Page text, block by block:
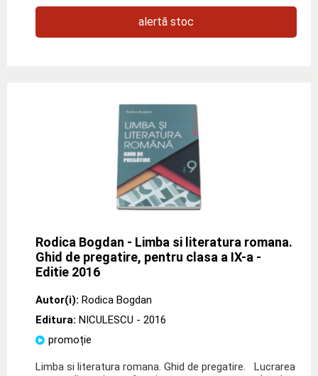
alertă stoc
Rodica Bogdan - Limba si literatura romana.
Ghid de pregatire, pentru clasa a IX-a -
Editie 2016
Autor(i): Rodica Bogdan
Editura: NICULESCU - 2016
promoție
Limba si literatura romana. Ghid de pregatire. Lucrarea